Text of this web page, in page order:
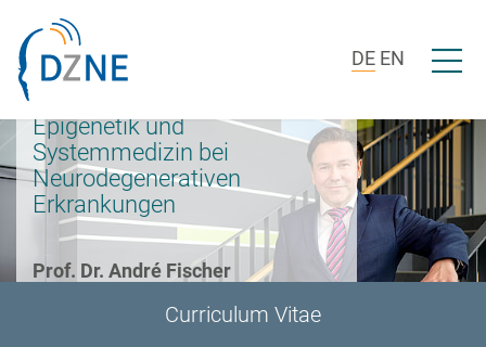
DE EN Menü
Epigenetik und
Systemmedizin bei
Neurodegenerativen
Erkrankungen
Prof. Dr. André Fischer
Curriculum Vitae